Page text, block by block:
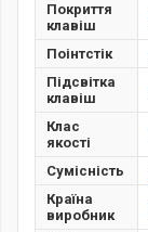
Покриття
клавіш
Поінтстік
Підсвітка
клавіш
Клас
якості
Сумісність
Країна
виробник